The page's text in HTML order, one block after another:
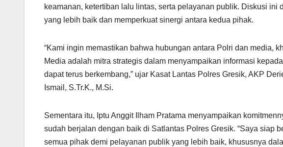
keamanan, ketertiban lalu lintas, serta pelayanan publik. Diskusi ini
yang lebih baik dan memperkuat sinergi antara kedua pihak.
“Kami ingin memastikan bahwa hubungan antara Polri dan media,
Media adalah mitra strategis dalam menyampaikan informasi
dapat terus berkembang,” ujar Kasat Lantas Polres Gresik, AKP
Ismail, S.Tr.K., M.Si.
Sementara itu, Iptu Anggit Ilham Pratama menyampaikan
sudah berjalan dengan baik di Satlantas Polres Gresik. “Saya siap
semua pihak demi pelayanan publik yang lebih baik, khususnya